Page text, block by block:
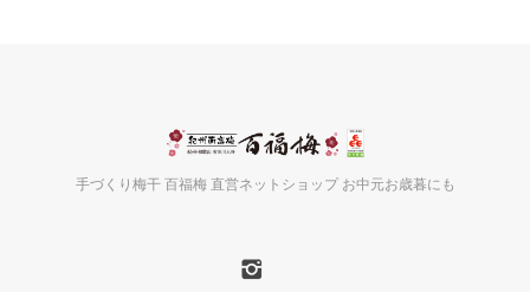
手づくり梅干 百福梅 直営ネットショップ お中元お歳暮にも